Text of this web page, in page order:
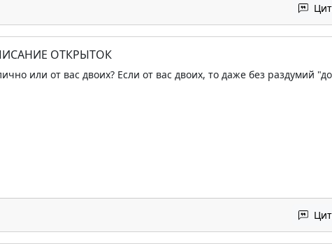
ОТКРЫТОК
или от вас двоих? Если от вас двоих, то даже без раздумий